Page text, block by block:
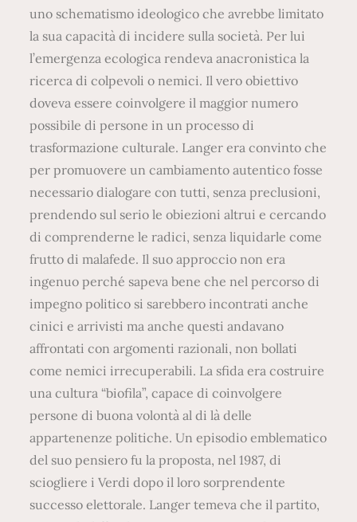
uno schematismo ideologico che avrebbe limitato
la sua capacità di incidere sulla società. Per lui
l’emergenza ecologica rendeva anacronistica la
ricerca di colpevoli o nemici. Il vero obiettivo
doveva essere coinvolgere il maggior numero
possibile di persone in un processo di
trasformazione culturale. Langer era convinto che
per promuovere un cambiamento autentico fosse
necessario dialogare con tutti, senza preclusioni,
prendendo sul serio le obiezioni altrui e cercando
di comprenderne le radici, senza liquidarle come
frutto di malafede. Il suo approccio non era
ingenuo perché sapeva bene che nel percorso di
impegno politico si sarebbero incontrati anche
cinici e arrivisti ma anche questi andavano
affrontati con argomenti razionali, non bollati
come nemici irrecuperabili. La sfida era costruire
una cultura “biofila”, capace di coinvolgere
persone di buona volontà al di là delle
appartenenze politiche. Un episodio emblematico
del suo pensiero fu la proposta, nel 1987, di
sciogliere i Verdi dopo il loro sorprendente
successo elettorale. Langer temeva che il partito,